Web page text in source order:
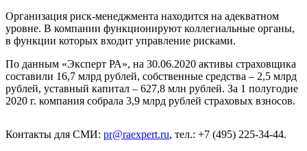
Организация риск-менеджмента находится на адекватном
уровне. В компании функционируют коллегиальные органы,
в функции которых входит управление рисками.
По данным «Эксперт РА», на 30.06.2020 активы страховщика
составили 16,7 млрд рублей, собственные средства – 2,5 млрд
рублей, уставный капитал – 627,8 млн рублей. За 1 полугодие
2020 г. компания собрала 3,9 млрд рублей страховых взносов.
Контакты для СМИ: pr@raexpert.ru, тел.: +7 (495) 225-34-44.